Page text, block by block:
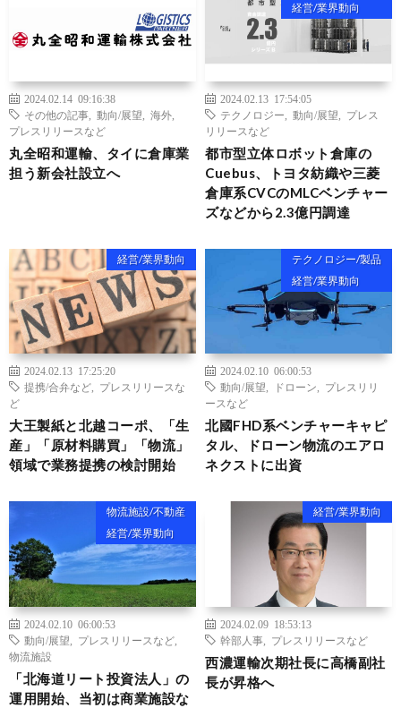
2024.02.14 09:16:38
その他の記事
動向/展望 海外
プレスリリースなど
丸全昭和運輸、タイに倉庫業
担う新会社設立へ
経営/業界動向
2024.02.13 17:54:05
テクノロジー
動向/展望
プレス
リリースなど
都市型立体ロボット倉庫の
Cuebus、トヨタ紡織や三菱
倉庫系CVCのMLCベンチャー
ズなどから2.3億円調達
経営/業界動向
2024.02.13 17:25:20
提携/合弁など
プレスリリースな
ど
大王製紙と北越コーポ、「生
産」「原材料購買」「物流」
領域で業務提携の検討開始
テクノロジー/製品
経営/業界動向
2024.02.10 06:00:53
動向/展望
ドローン
プレスリリ
ースなど
北國FHD系ベンチャーキャピ
タル、ドローン物流のエアロ
ネクストに出資
物流施設/不動産
経営/業界動向
2024.02.10 06:00:53
動向/展望
プレスリリースなど
物流施設
「北海道リート投資法人」の
運用開始、当初は商業施設な
経営/業界動向
2024.02.09 18:53:13
幹部人事
プレスリリースなど
西濃運輸次期社長に高橋副社
長が昇格へ